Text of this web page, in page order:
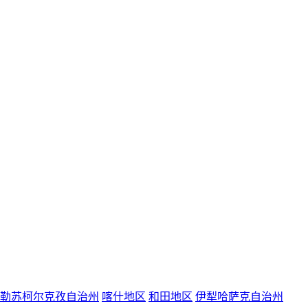
苏柯尔克孜自治州 喀什地区 和田地区 伊犁哈萨克自治州